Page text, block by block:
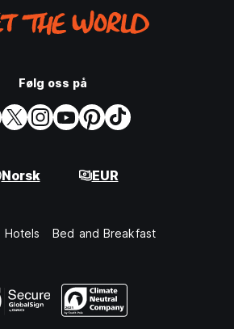
Følg oss på
Norsk EUR
Hotels Bed and Breakfast